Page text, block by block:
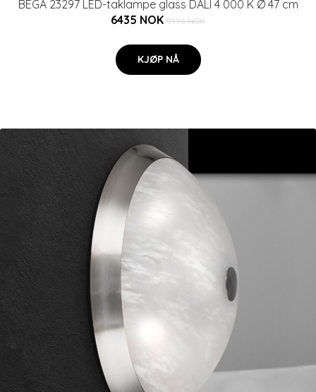
BEGA 23297 LED-taklampe glass DALI 4 000 K Ø 47 cm
6435 NOK 9196 NOK
KJØP NÅ